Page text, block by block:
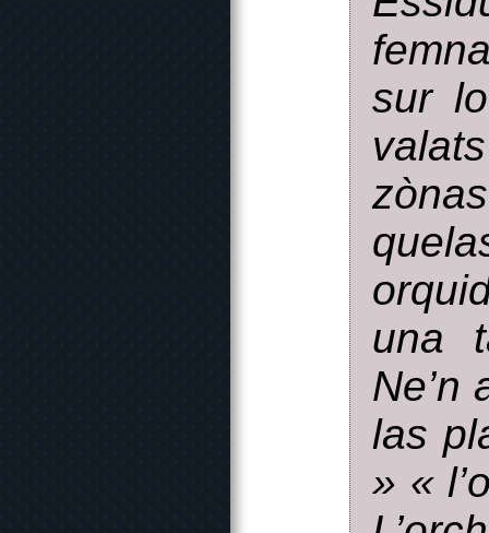
sur
una
Ne’n
las
» «